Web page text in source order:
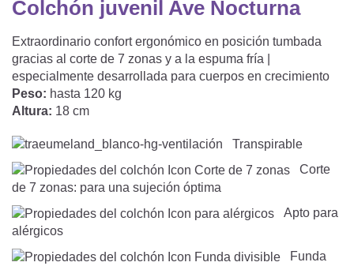
Somier
Saco Envolvente
Saco De Dormir Interior
Manta De Juego Para Bebés
Cojines Decorativos
TEXTILES
Sábanas
Protectores De Cuna
Baberos Y Doudou
Paños De Muselina
SOPORTE DEL DESARROLLO
Cuna Nido
Almohadas Especiales
Posicionamiento Lateral
ACCESORIOS
CHEQUE REGALO
LOTES DE REGALO Y PROMOCIONES
Colchón juvenil Ave Nocturna
Extraordinario confort ergonómico en posición tumbada
gracias al corte de 7 zonas y a la espuma fría |
especialmente desarrollada para cuerpos en crecimiento
Peso: hasta 120 kg
Altura: 18 cm
Transpirable
de 7 zonas: para una sujeción óptima
alérgicos